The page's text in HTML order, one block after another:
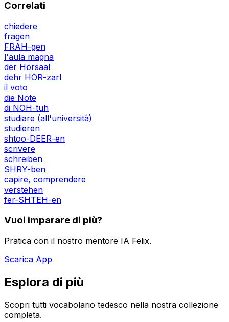
Correlati
chiedere
fragen
FRAH-gen
l'aula magna
der Hörsaal
dehr HÖR-zarl
il voto
die Note
di NOH-tuh
studiare (all'università)
studieren
shtoo-DEER-en
scrivere
schreiben
SHRY-ben
capire, comprendere
verstehen
fer-SHTEH-en
Vuoi imparare di più?
Pratica con il nostro mentore IA Felix.
Scarica App
Esplora di più
Scopri tutti vocabolario tedesco nella nostra collezione
completa.